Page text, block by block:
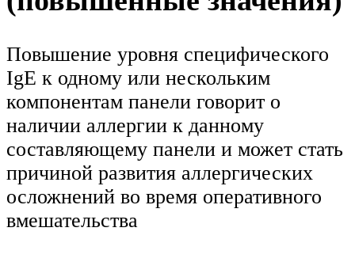
Повышение уровня специфического
IgE к одному или нескольким
компонентам панели говорит о
наличии аллергии к данному
составляющему панели и может стать
причиной развития аллергических
осложнений во время оперативного
вмешательства